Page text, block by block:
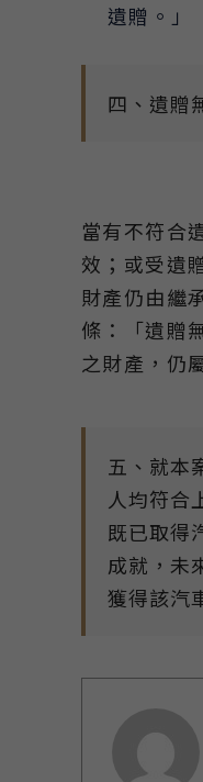
遺贈。」
四、遺贈
當有不符合
效；或受遺
財產仍由繼
條：「遺贈
之財產，仍
五、就本
人均符合
既已取得
成就，未
獲得該汽